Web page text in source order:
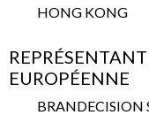
HONG KONG
EUROPÉENNE
BRANDECISION